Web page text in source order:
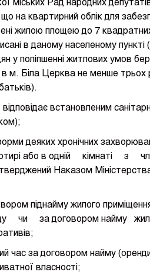
міських Рад народних
на квартирний облік для
жилою площею до 7
в даному населеному
у поліпшенні житлових умов
в м. Біла Церква не менше
встановленим
хронічних
або в одній кімнаті з
Наказом
жилого приміщення
чи за договором найму
договором найму (оренди)
власності;